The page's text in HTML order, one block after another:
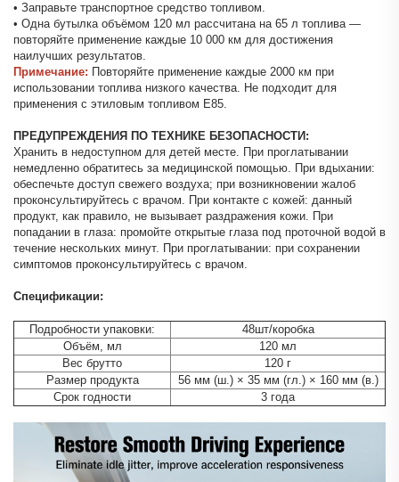
• Заправьте транспортное средство топливом.
• Одна бутылка объёмом 120 мл рассчитана на 65 л топлива —
повторяйте применение каждые 10 000 км для достижения
наилучших результатов.
Примечание: Повторяйте применение каждые 2000 км при
использовании топлива низкого качества. Не подходит для
применения с этиловым топливом E85.
ПРЕДУПРЕЖДЕНИЯ ПО ТЕХНИКЕ БЕЗОПАСНОСТИ:
Хранить в недоступном для детей месте. При проглатывании
немедленно обратитесь за медицинской помощью. При вдыхании:
обеспечьте доступ свежего воздуха; при возникновении жалоб
проконсультируйтесь с врачом. При контакте с кожей: данный
продукт, как правило, не вызывает раздражения кожи. При
попадании в глаза: промойте открытые глаза под проточной водой в
течение нескольких минут. При проглатывании: при сохранении
симптомов проконсультируйтесь с врачом.
Спецификации:
Подробности упаковки:
48шт/коробка
Объём, мл
120 мл
Вес брутто
120 г
Размер продукта
56 мм (ш.) × 35 мм (гл.) × 160 мм (в.)
Срок годности
3 года